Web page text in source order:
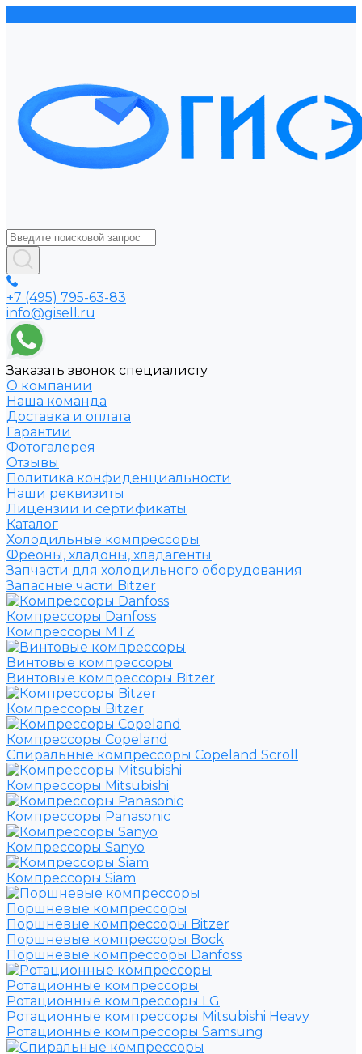
+7 (495) 795-63-83
info@gisell.ru
Заказать звонок специалисту
О компании
Наша команда
Доставка и оплата
Гарантии
Фотогалерея
Отзывы
Политика конфиденциальности
Наши реквизиты
Лицензии и сертификаты
Каталог
Холодильные компрессоры
Фреоны, хладоны, хладагенты
Запчасти для холодильного оборудования
Запасные части Bitzer
Компрессоры Danfoss
Компрессоры MTZ
Винтовые компрессоры
Винтовые компрессоры Bitzer
Компрессоры Bitzer
Компрессоры Copeland
Спиральные компрессоры Copeland Scroll
Компрессоры Mitsubishi
Компрессоры Panasonic
Компрессоры Sanyo
Компрессоры Siam
Поршневые компрессоры
Поршневые компрессоры Bitzer
Поршневые компрессоры Bock
Поршневые компрессоры Danfoss
Ротационные компрессоры
Ротационные компрессоры LG
Ротационные компрессоры Mitsubishi Heavy
Ротационные компрессоры Samsung